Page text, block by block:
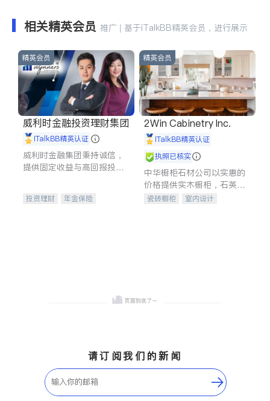
相关精英会员 推广 | 基于iTalkBB精英会员，进行展示
精英会员
威利时金融投资理财集团
iTalkBB精英认证
威利时金融集团秉持诚信，
提供固定收益与高回报投资
合，助力客户实现目标
投资理财
年金保险
精英会员
2Win Cabinetry Inc.
iTalkBB精英认证
执照已核实
中华橱柜石材公司以实惠的
价格提供实木橱柜，石英石
台面，多种优质不锈钢水
瓷砖橱柜
室内设计
请订阅我们的新闻